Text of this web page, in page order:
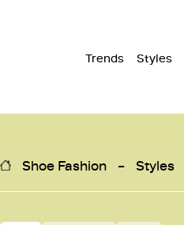
Trends Styles
Shoe Fashion Styles